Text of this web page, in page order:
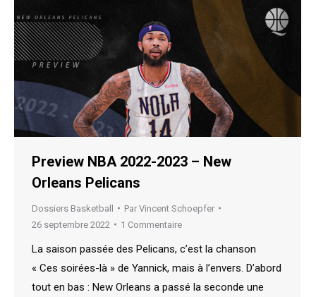
Preview NBA 2022-2023 – New
Orleans Pelicans
Dossiers Basketball Par Vincent Schoepfer
26 septembre 2022
1 Commentaire
La saison passée des Pelicans, c’est la chanson
« Ces soirées-là » de Yannick, mais à l’envers. D’abord
tout en bas : New Orleans a passé la seconde une